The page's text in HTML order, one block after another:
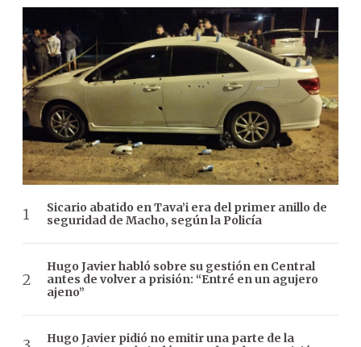
Sicario abatido en Tava’i era del primer anillo de
seguridad de Macho, según la Policía
Hugo Javier habló sobre su gestión en Central
antes de volver a prisión: “Entré en un agujero
ajeno”
Hugo Javier pidió no emitir una parte de la